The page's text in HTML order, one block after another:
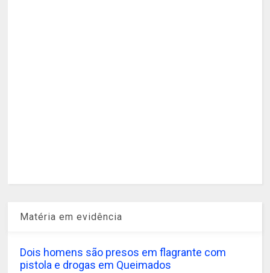
Matéria em evidência
Dois homens são presos em flagrante com
pistola e drogas em Queimados